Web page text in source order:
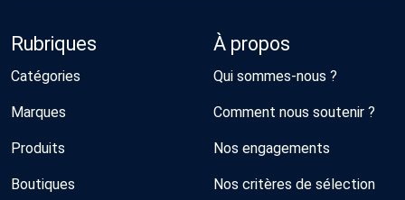
Rubriques
Catégories
Marques
Produits
Boutiques
À propos
Qui sommes-nous ?
Comment nous soutenir ?
Nos engagements
Nos critères de sélection